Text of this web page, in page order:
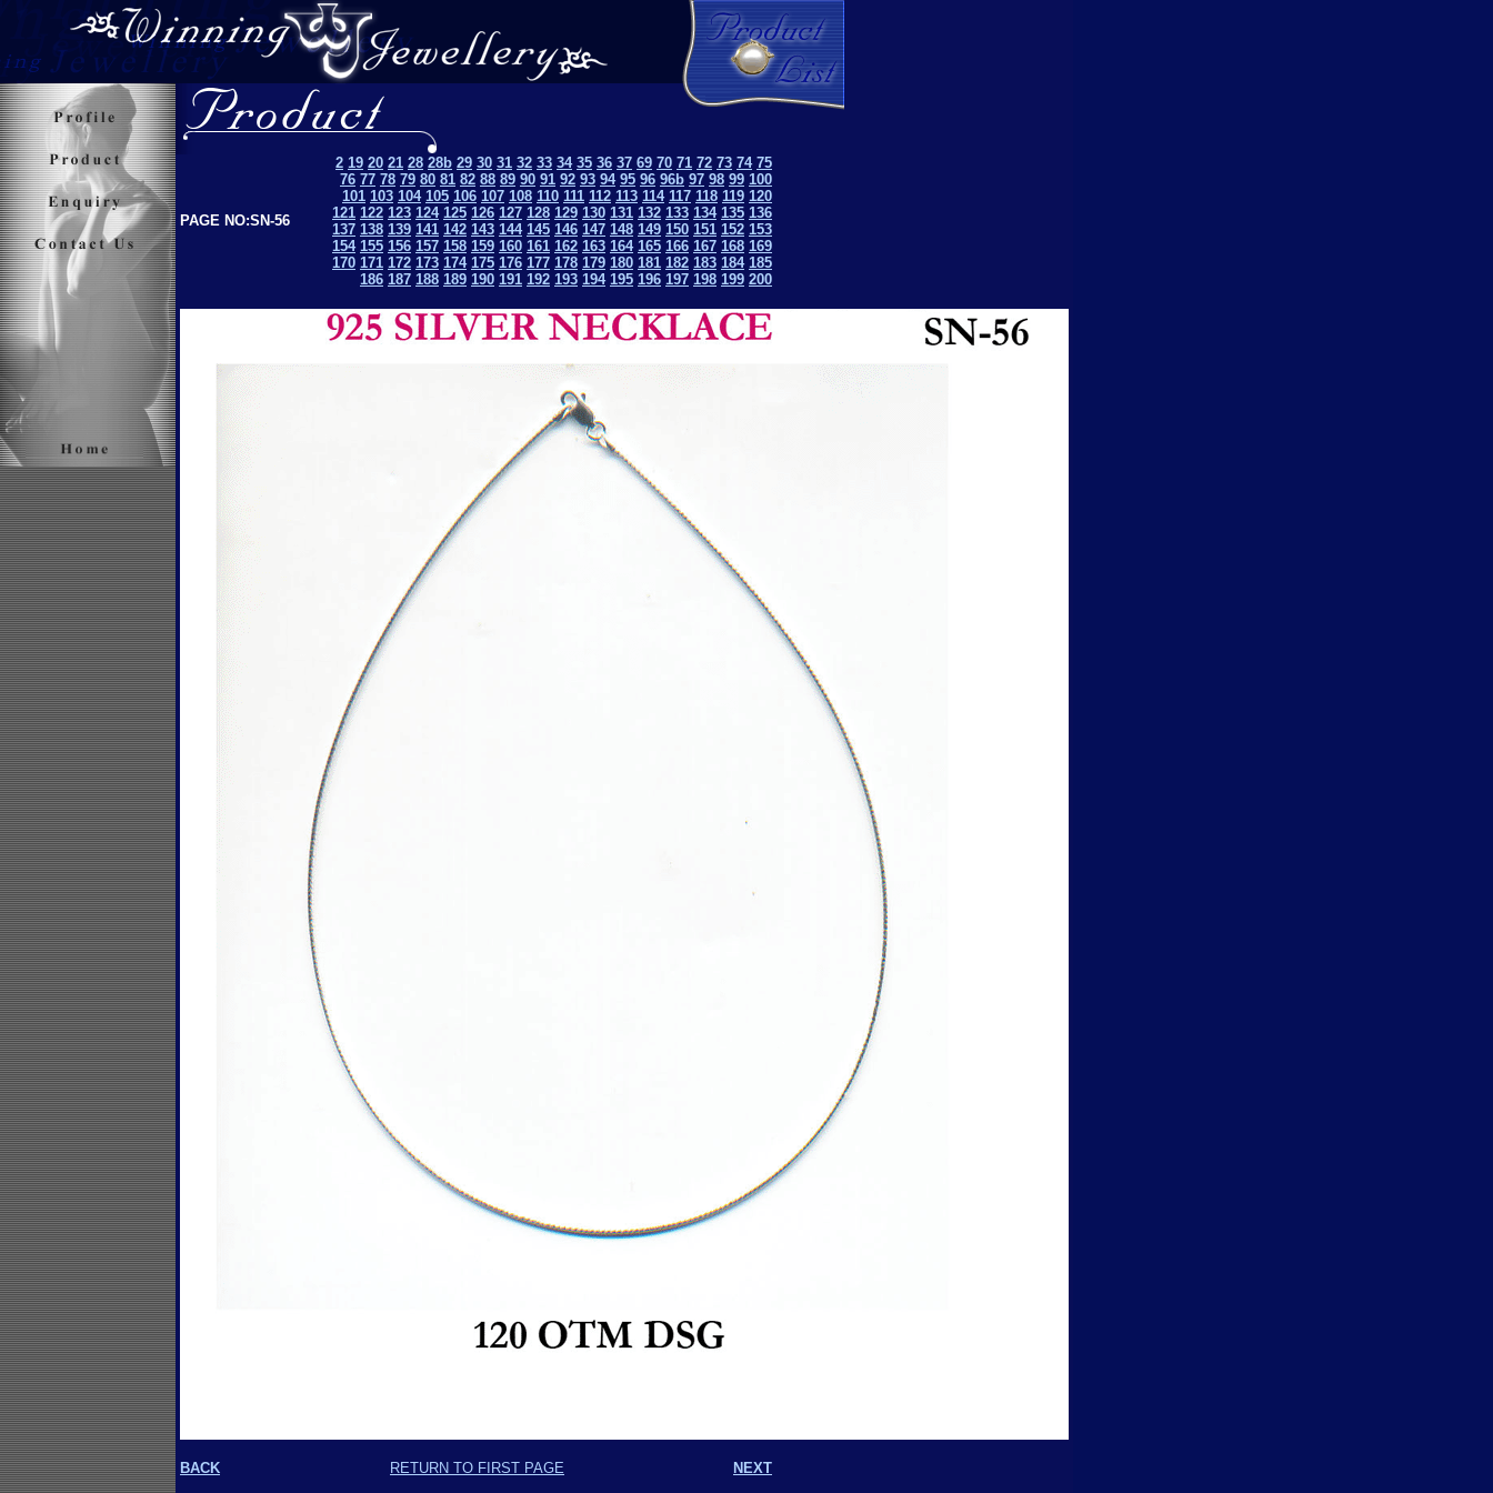
PAGE NO:SN-56
2 19 20 21 28 28b 29 30 31 32 33 34 35 36 37 69 70 71 72 73 74 75
76 77 78 79 80 81 82 88 89 90 91 92 93 94 95 96 96b 97 98 99 100
101 103 104 105 106 107 108 110 111 112 113 114 117 118 119 120
121 122 123 124 125 126 127 128 129 130 131 132 133 134 135 136
137 138 139 141 142 143 144 145 146 147 148 149 150 151 152 153
154 155 156 157 158 159 160 161 162 163 164 165 166 167 168 169
170 171 172 173 174 175 176 177 178 179 180 181 182 183 184 185
186 187 188 189 190 191 192 193 194 195 196 197 198 199 200
BACK RETURN TO FIRST PAGE NEXT